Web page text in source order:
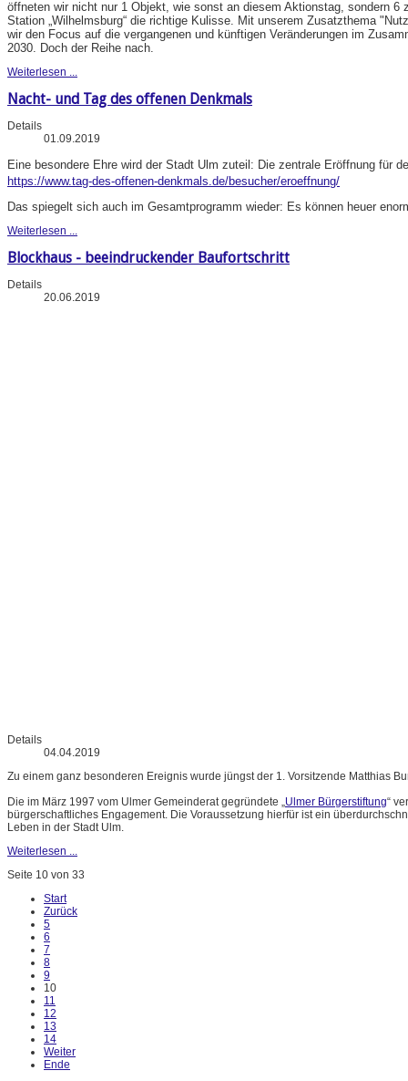
öffneten wir nicht nur 1 Objekt, wie sonst an diesem Aktionstag, sondern 6
Station „Wilhelmsburg“ die richtige Kulisse. Mit unserem Zusatzthema
wir den Focus auf die vergangenen und künftigen Veränderungen im
2030. Doch der Reihe nach.
Weiterlesen ...
Nacht- und Tag des offenen Denkmals
Details
01.09.2019
Eine besondere Ehre wird der Stadt Ulm zuteil: Die zentrale Eröffnung für
https://www.tag-des-offenen-denkmals.de/besucher/eroeffnung/
Das spiegelt sich auch im Gesamtprogramm wieder: Es können heuer
Weiterlesen ...
Blockhaus - beeindruckender Baufortschritt
Details
20.06.2019
Details
04.04.2019
Zu einem ganz besonderen Ereignis wurde jüngst der 1. Vorsitzende Matthias
Die im März 1997 vom Ulmer Gemeinderat gegründete „Ulmer Bürgerstiftung“
bürgerschaftliches Engagement. Die Voraussetzung hierfür ist ein
Leben in der Stadt Ulm.
Weiterlesen ...
Seite 10 von 33
Start
Zurück
5
6
7
8
9
10
11
12
13
14
Weiter
Ende